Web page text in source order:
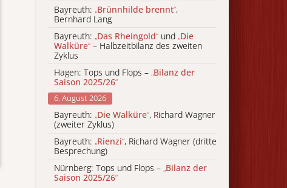
Bayreuth: „Brünnhilde brennt“,
Bernhard Lang
Bayreuth: „Das Rheingold“ und „Die
Walküre“ – Halbzeitbilanz des zweiten
Zyklus
Hagen: Tops und Flops – „Bilanz der
Saison 2025/26“
6. August 2026
Bayreuth: „Die Walküre“, Richard Wagner
(zweiter Zyklus)
Bayreuth: „Rienzi“, Richard Wagner (dritte
Besprechung)
Nürnberg: Tops und Flops – „Bilanz der
Saison 2025/26“